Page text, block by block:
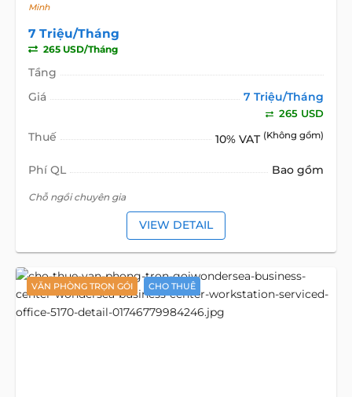
Minh
7 Triệu/Tháng
265 USD/Tháng
Tầng
Giá
7 Triệu/Tháng
265 USD
Thuế 10% VAT (Không gồm)
Phí QL Bao gồm
Chỗ ngồi chuyên gia
VIEW DETAIL
VĂN PHÒNG TRỌN GÓI CHO THUÊ